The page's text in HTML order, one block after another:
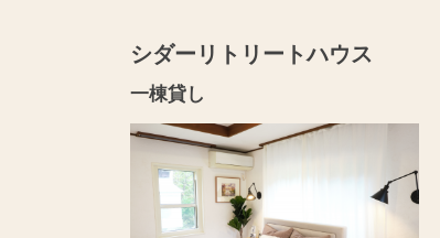
シダーリトリートハウス
一棟貸し